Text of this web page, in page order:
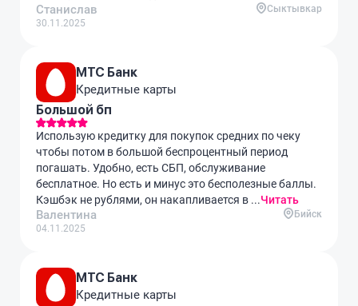
Станислав
30.11.2025
Сыктывкар
МТС Банк
Кредитные карты
Большой бп
Использую кредитку для покупок средних по чеку
чтобы потом в большой беспроцентный период
погашать. Удобно, есть СБП, обслуживание
бесплатное. Но есть и минус это бесполезные баллы.
Кэшбэк не рублями, он накапливается в ...Читать
Валентина
04.11.2025
Бийск
МТС Банк
Кредитные карты